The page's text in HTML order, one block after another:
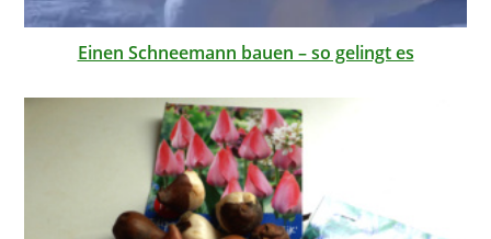
Einen Schneemann bauen – so gelingt es